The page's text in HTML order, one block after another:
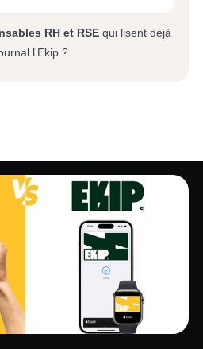
RH et RSE qui lisent déjà
l'Ekip ?